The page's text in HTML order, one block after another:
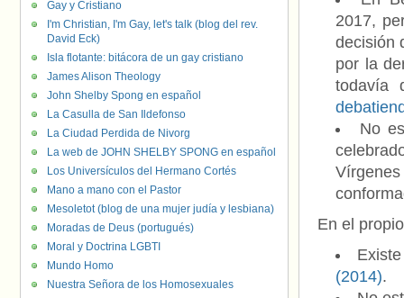
2017,
decisión
por la
todavía
No
En el
(2014).
Gay y Cristiano
I'm Christian, I'm Gay, let's talk (blog del rev.
David Eck)
Isla flotante: bitácora de un gay cristiano
James Alison Theology
John Shelby Spong en español
La Casulla de San Ildefonso
La Ciudad Perdida de Nivorg
La web de JOHN SHELBY SPONG en español
Los Universículos del Hermano Cortés
Mano a mano con el Pastor
Mesoletot (blog de una mujer judía y lesbiana)
Moradas de Deus (portugués)
Moral y Doctrina LGBTI
Mundo Homo
Nuestra Señora de los Homosexuales